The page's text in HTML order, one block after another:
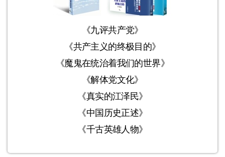
《九评共产党》
《共产主义的终极目的》
《魔鬼在统治着我们的世界》
《解体党文化》
《真实的江泽民》
《中国历史正述》
《千古英雄人物》